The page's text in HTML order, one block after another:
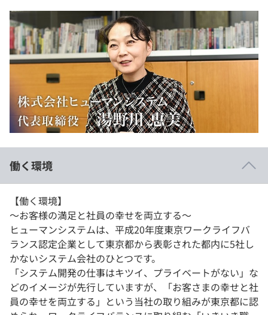
働く環境
【働く環境】
〜お客様の満足と社員の幸せを両立する〜
ヒューマンシステムは、平成20年度東京ワークライフバ
ランス認定企業として東京都から表彰された都内に5社し
かないシステム会社のひとつです。
「システム開発の仕事はキツイ、プライベートがない」な
どのイメージが先行していますが、「お客さまの幸せと社
員の幸せを両立する」という当社の取り組みが東京都に認